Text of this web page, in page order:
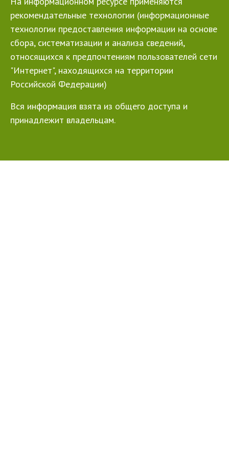
рекомендательные технологии (информационные
технологии предоставления информации на основе
сбора, систематизации и анализа сведений,
относящихся к предпочтениям пользователей сети
"Интернет", находящихся на территории
Российской Федерации)
Вся информация взята из общего доступа и
принадлежит владельцам.